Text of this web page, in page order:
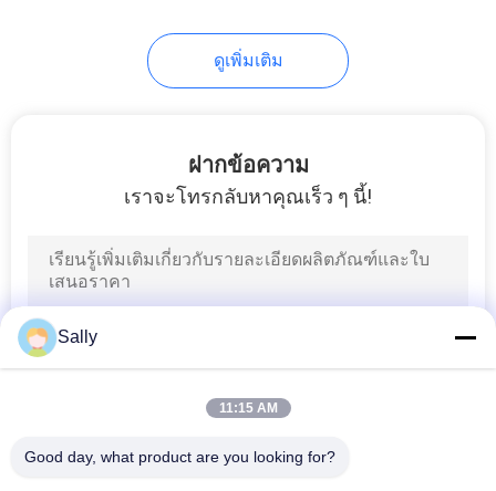
เครนบูมยืดไสลด์
รถบรรทุกติดเครน
ดูเพิ่มเติม
ฝากข้อความ
เราจะโทรกลับหาคุณเร็ว ๆ นี้!
Sally
11:15 AM
Good day, what product are you looking for?